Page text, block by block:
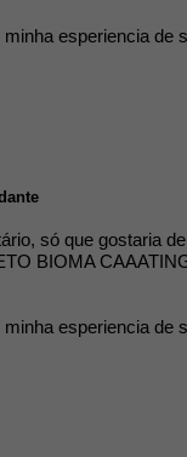
esperiencia de
só que gostaria
BIOMA
esperiencia de